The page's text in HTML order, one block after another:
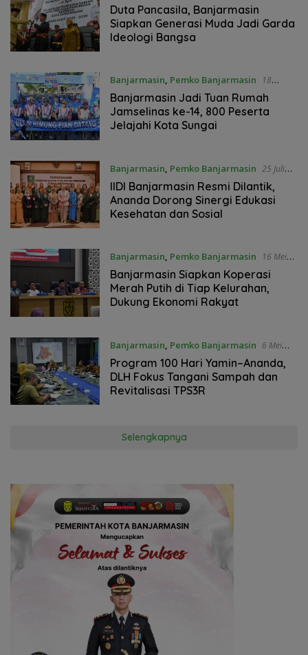
Duta Pancasila, Banjarmasin
Siapkan Generasi Muda Jadi Garda
Ideologi Bangsa
Banjarmasin, Pemko Banjarmasin
18
Oktober 2025
Banjarmasin Jadi Tuan Rumah
Jamselinas ke-14, 800 Peserta
Jelajahi Kota Sungai
Banjarmasin, Pemko Banjarmasin 25 Juli
2025
IIDI Banjarmasin Resmi Dilantik,
Ananda Dorong Sinergi Edukasi
Kesehatan dan Sosial
Banjarmasin, Pemko Banjarmasin
16 Mei
2025
Banjarmasin Siapkan Koperasi
Merah Putih di Tiap Kelurahan,
Dukung Ekonomi Rakyat
Banjarmasin, Pemko Banjarmasin 6 Mei
2025
Program 100 Hari Yamin–Ananda,
DLH Fokus Tangani Sampah dan
Revitalisasi TPS3R
Selengkapnya